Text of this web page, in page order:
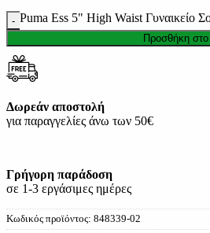
Puma Ess 5" High Waist Γυναικείο
Προσθήκη στο
Δωρεάν αποστολή
για παραγγελίες άνω των 50€
Γρήγορη παράδοση
σε 1-3 εργάσιμες ημέρες
Κωδικός προϊόντος: 848339-02